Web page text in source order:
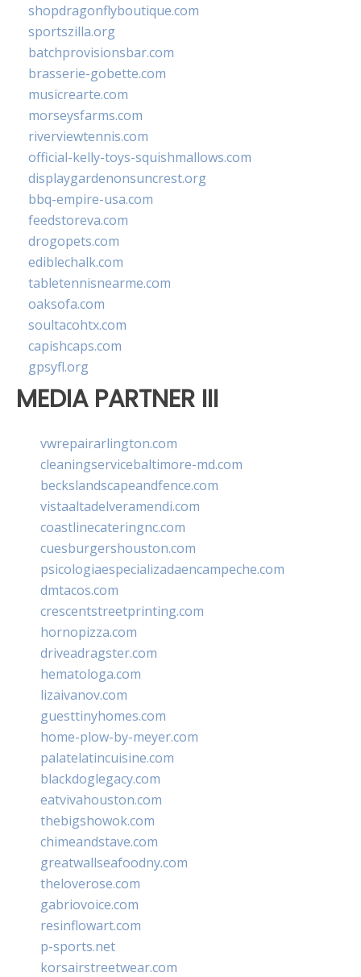
shopdragonflyboutique.com
sportszilla.org
batchprovisionsbar.com
brasserie-gobette.com
musicrearte.com
morseysfarms.com
riverviewtennis.com
official-kelly-toys-squishmallows.com
displaygardenonsuncrest.org
bbq-empire-usa.com
feedstoreva.com
drogopets.com
ediblechalk.com
tabletennisnearme.com
oaksofa.com
soultacohtx.com
capishcaps.com
gpsyfl.org
MEDIA PARTNER III
vwrepairarlington.com
cleaningservicebaltimore-md.com
beckslandscapeandfence.com
vistaaltadelveramendi.com
coastlinecateringnc.com
cuesburgershouston.com
psicologiaespecializadaencampeche.com
dmtacos.com
crescentstreetprinting.com
hornopizza.com
driveadragster.com
hematologa.com
lizaivanov.com
guesttinyhomes.com
home-plow-by-meyer.com
palatelatincuisine.com
blackdoglegacy.com
eatvivahouston.com
thebigshowok.com
chimeandstave.com
greatwallseafoodny.com
theloverose.com
gabriovoice.com
resinflowart.com
p-sports.net
korsairstreetwear.com